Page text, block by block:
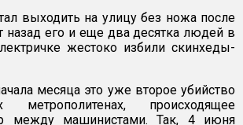
выходить на улицу без ножа после
назад его и еще два десятка людей в
жестоко избили скинхеды-
месяца это уже второе убийство
метрополитенах, происходящее
между машинистами. Так, 4 июня